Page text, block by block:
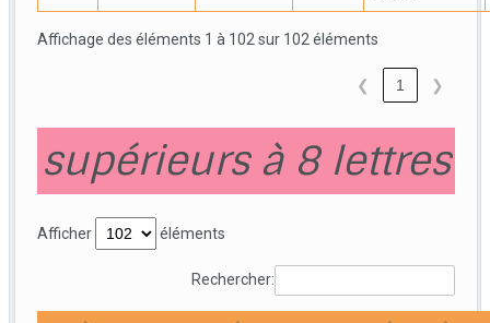
Affichage des éléments 1 à 102 sur 102 éléments
❮ 1 ❯
supérieurs à 8 lettres
Afficher éléments
Rechercher: